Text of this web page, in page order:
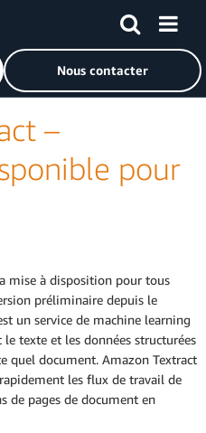
la page d'accueil d'Amazon Web
Nous contacter
–
pour
mise à disposition pour tous
préliminaire depuis le
un service de machine learning
texte et les données structurées
quel document. Amazon Textract
les flux de travail de
de pages de document en